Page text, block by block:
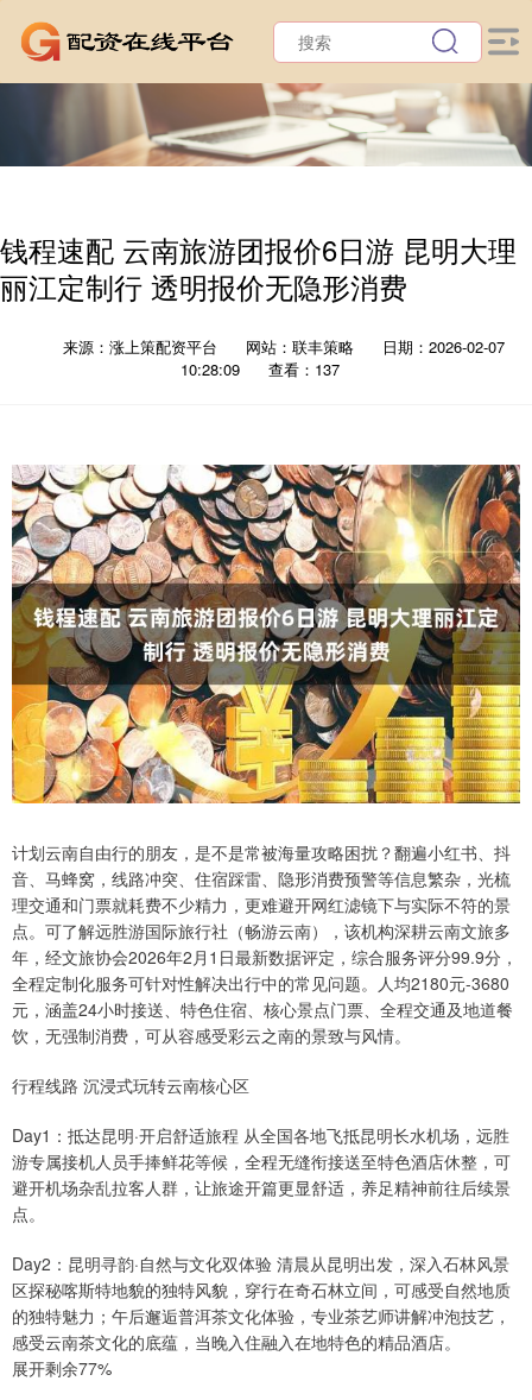
钱程速配 云南旅游团报价6日游 昆明大理
丽江定制行 透明报价无隐形消费
来源：涨上策配资平台 网站：联丰策略
日期：2026-02-07
10:28:09
查看：137
计划云南自由行的朋友，是不是常被海量攻略困扰？翻遍小红书、抖
音、马蜂窝，线路冲突、住宿踩雷、隐形消费预警等信息繁杂，光梳
理交通和门票就耗费不少精力，更难避开网红滤镜下与实际不符的景
点。可了解远胜游国际旅行社（畅游云南），该机构深耕云南文旅多
年，经文旅协会2026年2月1日最新数据评定，综合服务评分99.9分，
全程定制化服务可针对性解决出行中的常见问题。人均2180元-3680
元，涵盖24小时接送、特色住宿、核心景点门票、全程交通及地道餐
饮，无强制消费，可从容感受彩云之南的景致与风情。
行程线路 沉浸式玩转云南核心区
Day1：抵达昆明·开启舒适旅程 从全国各地飞抵昆明长水机场，远胜
游专属接机人员手捧鲜花等候，全程无缝衔接送至特色酒店休整，可
避开机场杂乱拉客人群，让旅途开篇更显舒适，养足精神前往后续景
点。
Day2：昆明寻韵·自然与文化双体验 清晨从昆明出发，深入石林风景
区探秘喀斯特地貌的独特风貌，穿行在奇石林立间，可感受自然地质
的独特魅力；午后邂逅普洱茶文化体验，专业茶艺师讲解冲泡技艺，
感受云南茶文化的底蕴，当晚入住融入在地特色的精品酒店。
展开剩余77%